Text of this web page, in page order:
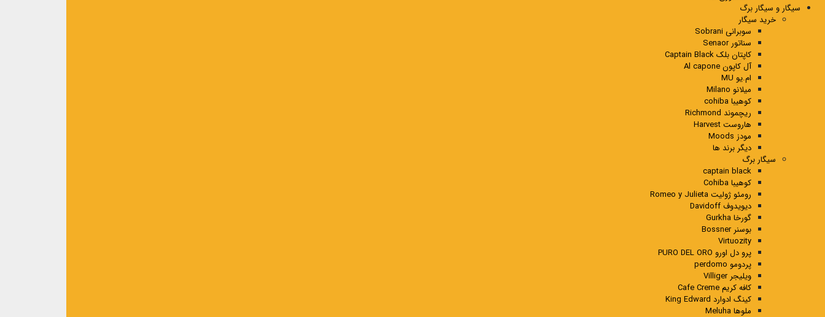
سیگار و سیگار برگ
خرید سیگار
سوبرانی Sobrani
سناتور Senaor
کاپتان بلک Captain Black
آل کاپون Al capone
ام.یو MU
میلانو Milano
کوهیبا cohiba
ریچموند Richmond
هاروست Harvest
مودز Moods
دیگر برند ها
سیگار برگ
captain black
کوهیبا Cohiba
رومئو ژولیت Romeo y Julieta
دیویدوف Davidoff
گورخا Gurkha
بوسنر Bossner
Virtuozity
پرو دل اورو PURO DEL ORO
پردومو perdomo
ویلیجر Villiger
کافه کریم Cafe Creme
کینگ ادوارد King Edward
ملوها Meluha